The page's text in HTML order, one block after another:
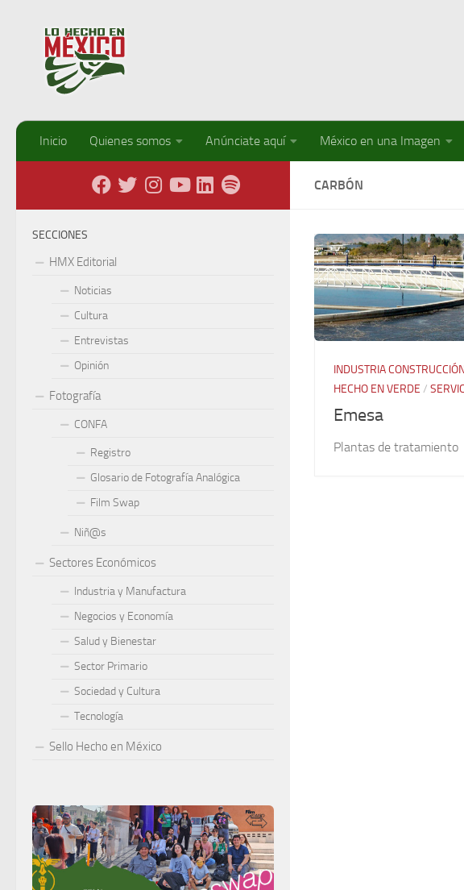
Inicio Quienes somos Anúnciate aquí México en una Imagen
CARBÓN
INDUSTRIA
HECHO EN VERDE /
Emesa
Plantas de tratamiento
SECCIONES
HMX Editorial
Noticias
Cultura
Entrevistas
Opinión
Fotografía
CONFA
Registro
Glosario de Fotografía Analógica
Film Swap
Niñ@s
Sectores Económicos
Industria y Manufactura
Negocios y Economía
Salud y Bienestar
Sector Primario
Sociedad y Cultura
Tecnología
Sello Hecho en México